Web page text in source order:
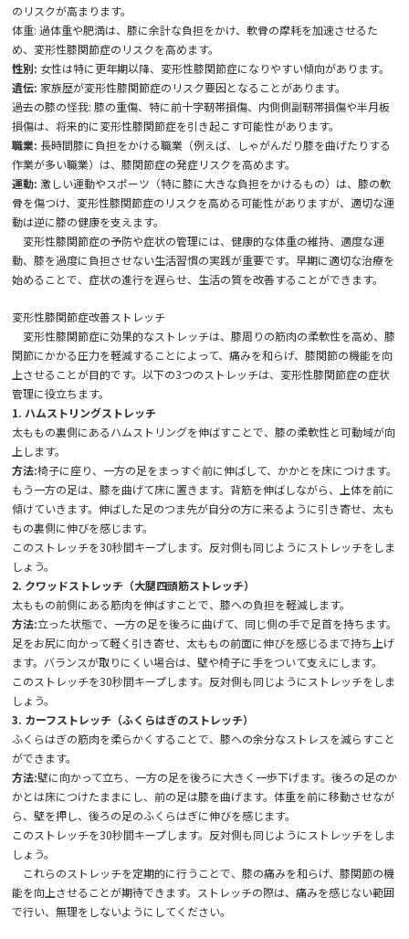
のリスクが高まります。
体重: 過体重や肥満は、膝に余計な負担をかけ、軟骨の摩耗を加速させるた
め、変形性膝関節症のリスクを高めます。
性別: 女性は特に更年期以降、変形性膝関節症になりやすい傾向があります。
遺伝: 家族歴が変形性膝関節症のリスク要因となることがあります。
過去の膝の怪我: 膝の重傷、特に前十字靭帯損傷、内側側副靭帯損傷や半月板
損傷は、将来的に変形性膝関節症を引き起こす可能性があります。
職業: 長時間膝に負担をかける職業（例えば、しゃがんだり膝を曲げたりする
作業が多い職業）は、膝関節症の発症リスクを高めます。
運動: 激しい運動やスポーツ（特に膝に大きな負担をかけるもの）は、膝の軟
骨を傷つけ、変形性膝関節症のリスクを高める可能性がありますが、適切な運
動は逆に膝の健康を支えます。
変形性膝関節症の予防や症状の管理には、健康的な体重の維持、適度な運
動、膝を過度に負担させない生活習慣の実践が重要です。早期に適切な治療を
始めることで、症状の進行を遅らせ、生活の質を改善することができます。
変形性膝関節症改善ストレッチ
変形性膝関節症に効果的なストレッチは、膝周りの筋肉の柔軟性を高め、膝
関節にかかる圧力を軽減することによって、痛みを和らげ、膝関節の機能を向
上させることが目的です。以下の3つのストレッチは、変形性膝関節症の症状
管理に役立ちます。
1. ハムストリングストレッチ
太ももの裏側にあるハムストリングを伸ばすことで、膝の柔軟性と可動域が向
上します。
方法:椅子に座り、一方の足をまっすぐ前に伸ばして、かかとを床につけます。
もう一方の足は、膝を曲げて床に置きます。背筋を伸ばしながら、上体を前に
傾けていきます。伸ばした足のつま先が自分の方に来るように引き寄せ、太も
もの裏側に伸びを感じます。
このストレッチを30秒間キープします。反対側も同じようにストレッチをしま
しょう。
2. クワッドストレッチ（大腿四頭筋ストレッチ）
太ももの前側にある筋肉を伸ばすことで、膝への負担を軽減します。
方法:立った状態で、一方の足を後ろに曲げて、同じ側の手で足首を持ちます。
足をお尻に向かって軽く引き寄せ、太ももの前面に伸びを感じるまで持ち上げ
ます。バランスが取りにくい場合は、壁や椅子に手をついて支えにします。
このストレッチを30秒間キープします。反対側も同じようにストレッチをしま
しょう。
3. カーフストレッチ（ふくらはぎのストレッチ）
ふくらはぎの筋肉を柔らかくすることで、膝への余分なストレスを減らすこと
ができます。
方法:壁に向かって立ち、一方の足を後ろに大きく一歩下げます。後ろの足のか
かとは床につけたままにし、前の足は膝を曲げます。体重を前に移動させなが
ら、壁を押し、後ろの足のふくらはぎに伸びを感じます。
このストレッチを30秒間キープします。反対側も同じようにストレッチをしま
しょう。
これらのストレッチを定期的に行うことで、膝の痛みを和らげ、膝関節の機
能を向上させることが期待できます。ストレッチの際は、痛みを感じない範囲
で行い、無理をしないようにしてください。